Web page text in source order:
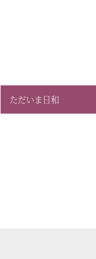
ただいま日和